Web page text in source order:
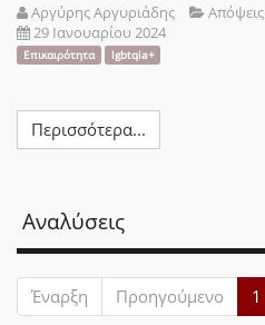
Αργύρης Αργυριάδης
Απόψεις
29 Ιανουαρίου 2024
Επικαιρότητα lgbtqia+
Περισσότερα...
Αναλύσεις
Έναρξη Προηγούμενο 1